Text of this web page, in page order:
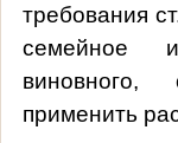
требования
семейное
применить